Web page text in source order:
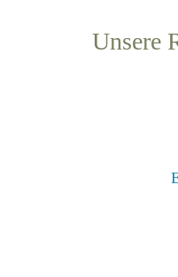
Unsere